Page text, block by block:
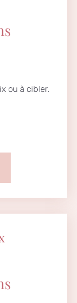
ou à cibler.